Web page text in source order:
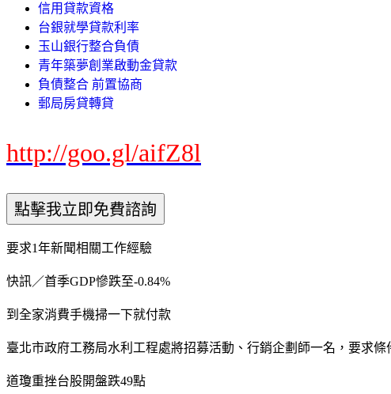
信用貸款資格
台銀就學貸款利率
玉山銀行整合負債
青年築夢創業啟動金貸款
負債整合 前置協商
郵局房貸轉貸
http://goo.gl/aifZ8l
要求1年新聞相關工作經驗
快訊／首季GDP慘跌至-0.84%
到全家消費手機掃一下就付款
臺北市政府工務局水利工程處將招募活動、行銷企劃師一名，要求
道瓊重挫台股開盤跌49點